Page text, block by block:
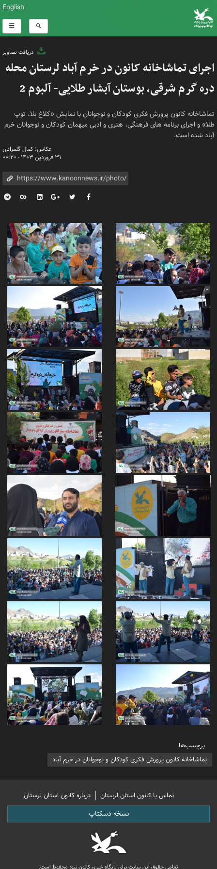
English
دریافت تصاویر
اجرای تماشاخانه کانون در خرم آباد لرستان محله
دره گرم شرقی، بوستان آبشار طلایی- آلبوم 2
تماشاخانه کانون پرورش فکری کودکان و نوجوانان با نمایش «کلاغ بلا، توپ
طلا» و اجرای برنامه های فرهنگی، هنری و ادبی میهمان کودکان و نوجوانان خرم
آباد شده است.
عکاس: کمال گلمرادی
۳۱ فروردین ۱۴۰۳ - ۰۰:۲۰
برچسب‌ها
تماشاخانه کانون پرورش فکری کودکان و نوجوانان در خرم آباد
تماس با کانون استان لرستان درباره کانون استان لرستان
نسخه دسکتاپ
تمامی حقوق این سایت برای پایگاه خبری کانون نیوز محفوظ است.